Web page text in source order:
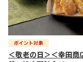
＜敬老の日＞＜幸田商